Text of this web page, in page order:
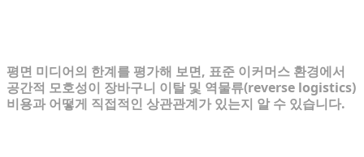
평면 미디어의 한계를 평가해 보면, 표준 이커머스 환경에서
공간적 모호성이 장바구니 이탈 및 역물류(reverse logistics)
비용과 어떻게 직접적인 상관관계가 있는지 알 수 있습니다.